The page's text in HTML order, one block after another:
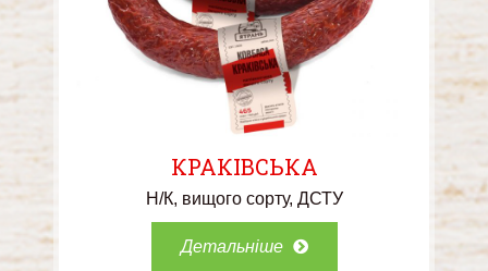
КРАКІВСЬКА
Н/К вищого сорту ДСТУ
Детальніше